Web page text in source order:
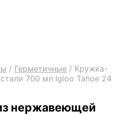
/ Герметичные / Кружка-
700 мл Igloo Tahoe 24
нержавеющей